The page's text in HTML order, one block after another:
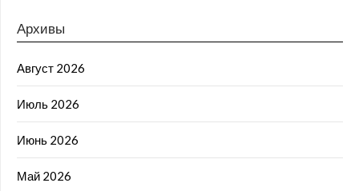
Архивы
Август 2026
Июль 2026
Июнь 2026
Май 2026